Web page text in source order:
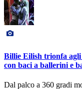
Billie Eilish trionfa
con baci a ballerini e
Dal palco a 360 gradi